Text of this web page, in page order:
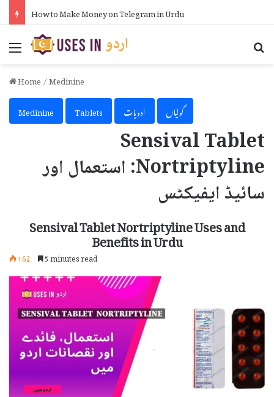
How to Put Formula in Excel in Urdu
Menu
Home/Medinine
Medinine
Tablets ادویات گولیاں
Sensival Tablet
Nortriptyline: استعمال اور
سائیڈ ایفیکٹس
Sensival Tablet Nortriptyline Uses and
Benefits in Urdu
162 5 minutes read